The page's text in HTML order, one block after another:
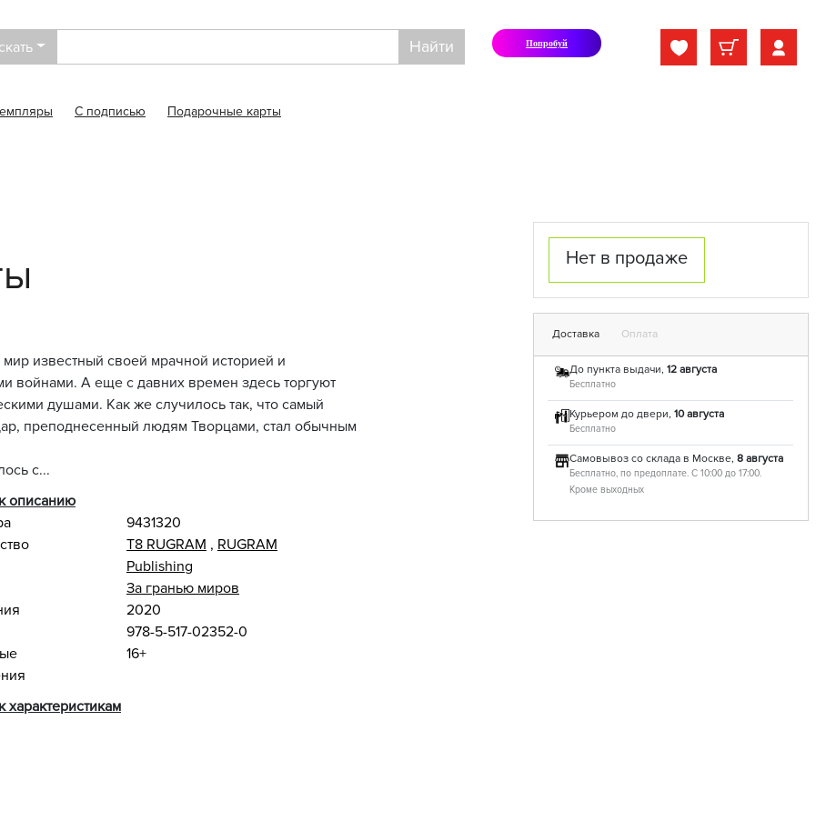
Найти Попробуй
С подписью Подарочные карты
известный своей мрачной историей и
войнами. А еще с давних времен здесь торгуют
душами. Как же случилось так, что самый
преподнесенный людям Творцами, стал обычным
с...
описанию
9431320
Т8 RUGRAM , RUGRAM
Publishing
За гранью миров
2020
978-5-517-02352-0
16+
характеристикам
Нет в продаже
Доставка Оплата
До пункта выдачи, 12 августа
Бесплатно
Курьером до двери, 10 августа
Бесплатно
Самовывоз со склада в Москве, 8 августа
Бесплатно, по предоплате. С 10:00 до 17:00.
Кроме выходных